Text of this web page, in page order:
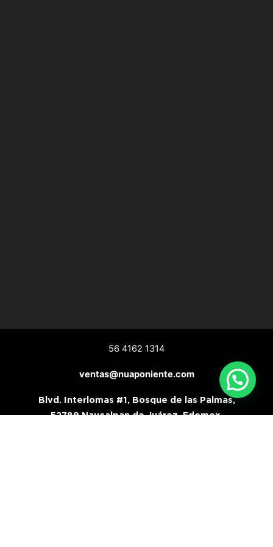
56 4162 1314
ventas@nuaponiente.com
Blvd. Interlomas #1, Bosque de las Palmas,
52789 Naucalpan de Juárez, Edomex.